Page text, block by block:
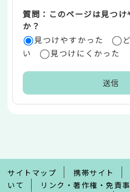
質問：このページは見つ
か？
見つけやすかった
い
見つけにくかった
で
サイトマップ 携帯サイト
いて
リンク・著作権・免責